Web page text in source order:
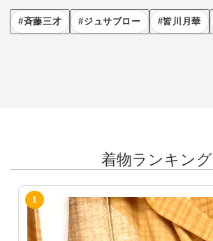
斉藤三才 ジュサブロー 皆川月華
着物ランキング